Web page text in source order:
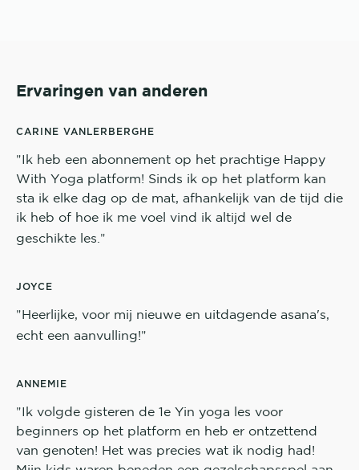
Ervaringen van anderen
CARINE VANLERBERGHE
" Ik heb een abonnement op het prachtige Happy
With Yoga platform! Sinds ik op het platform kan
sta ik elke dag op de mat, afhankelijk van de tijd die
ik heb of hoe ik me voel vind ik altijd wel de
geschikte les."
JOYCE
" Heerlijke, voor mij nieuwe en uitdagende asana's,
echt een aanvulling!"
ANNEMIE
" Ik volgde gisteren de 1e Yin yoga les voor
beginners op het platform en heb er ontzettend
van genoten! Het was precies wat ik nodig had!